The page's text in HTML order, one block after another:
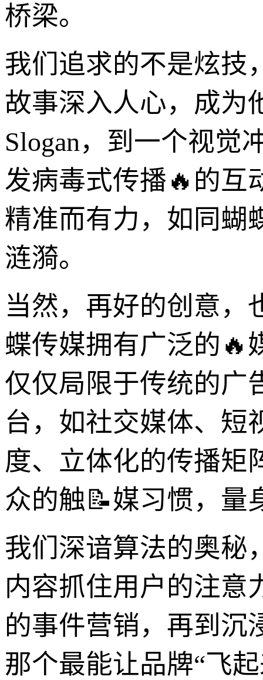
桥梁。
我们追求的不是炫技
故事深入人心，成为
Slogan，到一个视觉
发病毒式传播🔥的互
精准而有力，如同蝴
涟漪。
当然，再好的创意，
蝶传媒拥有广泛的🔥
仅仅局限于传统的广
台，如社交媒体、短
度、立体化的传播矩
众的触📝媒习惯，量
我们深谙算法的奥秘
内容抓住用户的注意
的事件营销，再到沉
那个最能让品牌“飞